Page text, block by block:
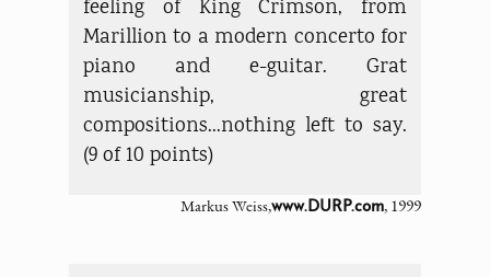
feeling of King Crimson, from
Marillion to a modern concerto for
piano and e-guitar. Grat
musicianship, great
compositions...nothing left to say.
(9 of 10 points)
Markus Weiss,www.DURP.com, 1999